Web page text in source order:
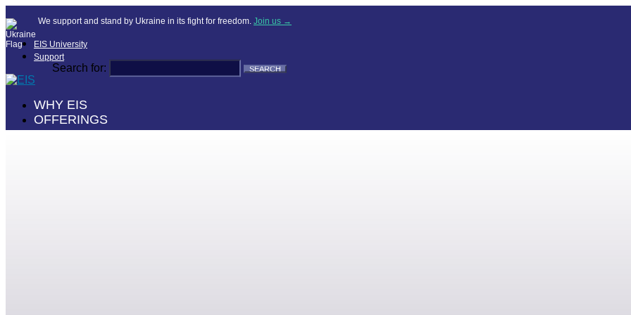
We support and stand by Ukraine in its fight for freedom. Join us →
EIS University
Support
Search for:
WHY EIS
OFFERINGS
RESOURCES